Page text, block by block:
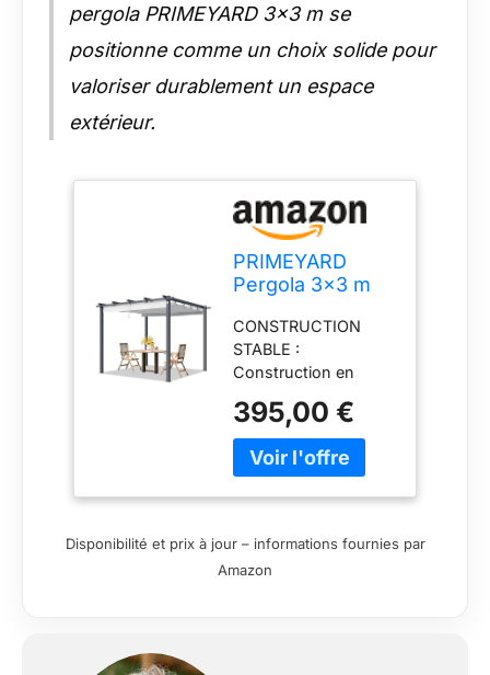
pergola PRIMEYARD 3×3 m se
positionne comme un choix solide pour
valoriser durablement un espace
extérieur.
PRIMEYARD
Pergola 3x3 m
rétractable Gris -
Construction en
Acier
CONSTRUCTION
STABLE :
Construction en
les poutres sont
résistants aux UV,
corrosion et aux
GRANDS POTEAUX &
395,00 €
Disponibilité et prix à jour – informations fournies par
Amazon